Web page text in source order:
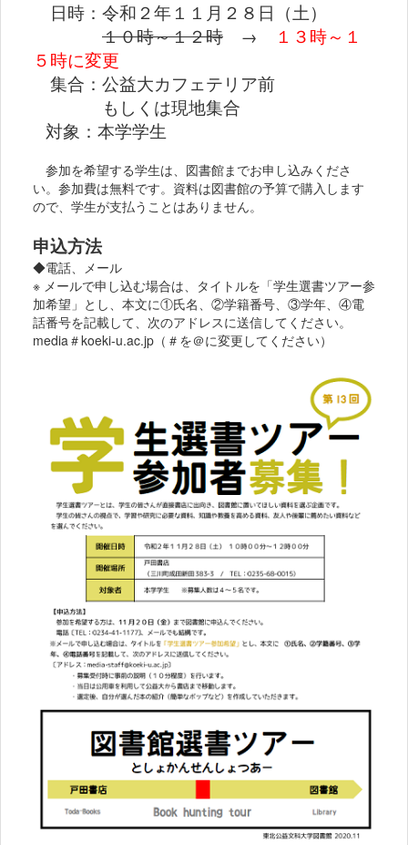
日時：令和２年１１月２８日（土）
１０時～１２時 → １ ３時～１
５時に変更
集合：公益大カフェテリア前
もしくは現地集合
対象：本学学生
参加を希望する学生は、図書館までお申し込みくださ
い。参加費は無料です。資料は図書館の予算で購入します
ので、学生が支払うことはありません。
申込方法
◆電話、メール
※ メールで申し込む場合は、タイトルを「学生選書ツアー参
加希望」とし、本文に①氏名、②学籍番号、③学年、④電
話番号を記載して、次のアドレスに送信してください。
media＃koeki-u.ac.jp（＃を＠に変更してください）